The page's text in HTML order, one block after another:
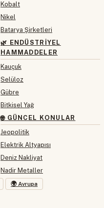
Kobalt
Nikel
Batarya Şirketleri
🌿 ENDÜSTRIYEL
HAMMADDELER
Kauçuk
Selüloz
Gübre
Bitkisel Yağ
🌐 GÜNCEL KONULAR
Jeopolitik
Elektrik Altyapısı
Deniz Nakliyat
Nadir Metaller
🌍 Avrupa